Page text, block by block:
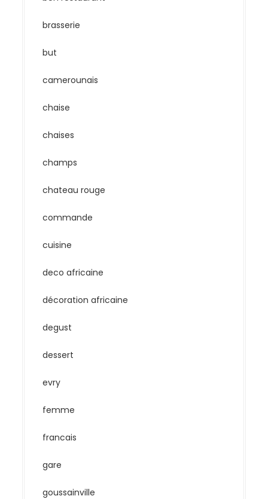
brasserie
but
camerounais
chaise
chaises
champs
chateau rouge
commande
cuisine
deco africaine
décoration africaine
degust
dessert
evry
femme
francais
gare
goussainville